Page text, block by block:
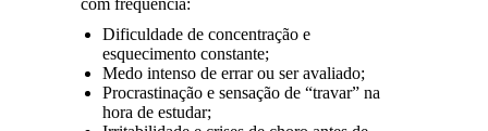
com frequência:
Dificuldade de concentração e
esquecimento constante;
Medo intenso de errar ou ser avaliado;
Procrastinação e sensação de “travar” na
hora de estudar;